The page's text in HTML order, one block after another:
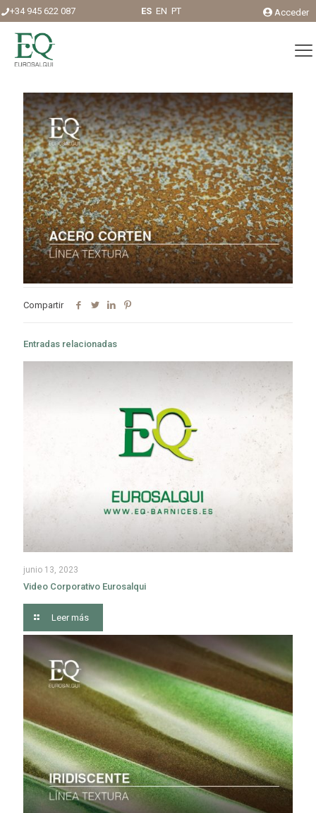
+34 945 622 087 ES EN PT Acceder
Compartir
Entradas relacionadas
junio 13, 2023
Video Corporativo Eurosalqui
Leer más